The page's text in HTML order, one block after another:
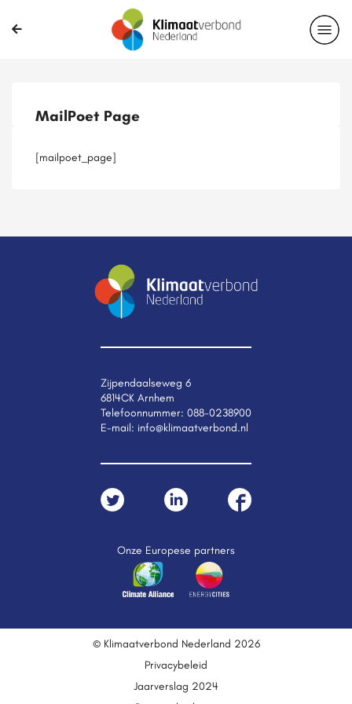
Casussen
MailPoet Page
[mailpoet_page]
Zijpendaalseweg 6
6814CK Arnhem
Telefoonnummer: 088-0238900
E-mail: info@klimaatverbond.nl
Onze Europese partners
© Klimaatverbond Nederland 2026
Privacybeleid
Jaarverslag 2024